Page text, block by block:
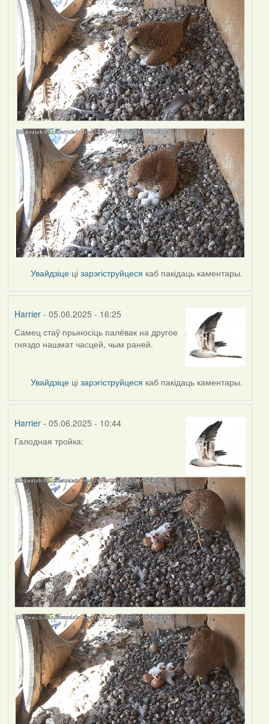
Увайдзіце цізарэгіструйцеся каб пакідаць каментары.
Harrier- 05.06.2025 - 16:25
Самец стаў прыносіць палёвак на другое
гняздо нашмат часцей, чым раней.
Увайдзіце цізарэгіструйцеся каб пакідаць каментары.
Harrier- 05.06.2025 - 10:44
Галодная тройка: